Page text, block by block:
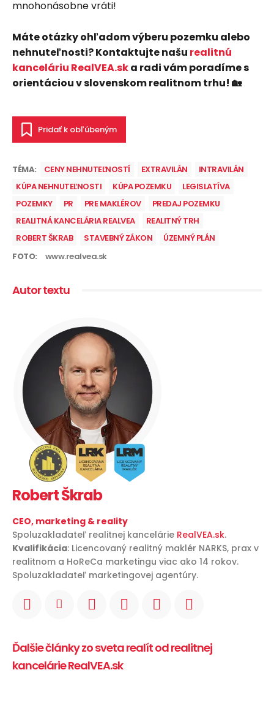
mnohonásobne vráti!
Máte otázky ohľadom výberu pozemku alebo
nehnuteľnosti? Kontaktujte našu realitnú
kanceláriu RealVEA.ska radi vám poradíme s
orientáciou v slovenskom realitnom trhu! 🏡
Pridať k obľúbeným
TÉMA: CENY NEHNUTEĽNOSTÍ EXTRAVILÁN
INTRAVILÁN
KÚPA NEHNUTEĽNOSTI
KÚPA POZEMKU
LEGISLATÍVA
POZEMKY
PR PRE MAKLÉROV
PREDAJ POZEMKU
REALITNÁ KANCELÁRIA REALVEA
REALITNÝ TRH
ROBERT ŠKRAB
STAVEBNÝ ZÁKON
ÚZEMNÝ PLÁN
FOTO:
www.realvea.sk
Autor textu
Robert Škrab
CEO, marketing & reality
Spoluzakladateľ realitnej kancelárie RealVEA.sk.
Kvalifikácia: Licencovaný realitný maklér NARKS, prax v
realitnom a HoReCa marketingu viac ako 14 rokov.
Spoluzakladateľ marketingovej agentúry.
Ďalšie články zo sveta realít od realitnej
kancelárie RealVEA.sk